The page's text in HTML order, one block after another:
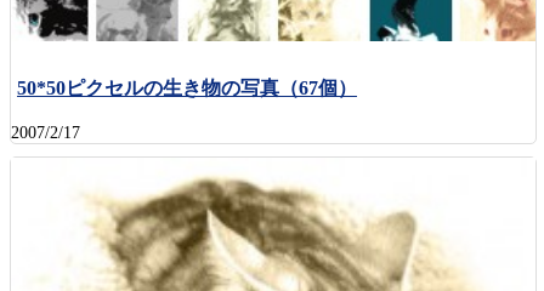
50*50ピクセルの生き物の写真（67個）
2007/2/17